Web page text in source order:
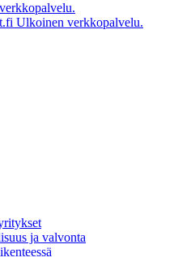
Ulkoinen verkkopalvelu.
ja valvonta